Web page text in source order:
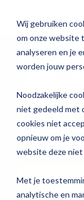
Wij gebruiken
om onze website
analyseren en je
worden jouw
Noodzakelijke
niet gedeeld met
cookies niet
opnieuw om je
website deze niet
Met je
analytische en
Onze
Magister MX
Aanmelden
& verzuim
Magister is
Docenten
Onderwijsondersteunend personeel
Leerlingen
Onze
Check-up
Quickscan
Applicatiebeheer
Over
Actueel
Magister
Over ons
Werken bij
wij de
Maak kennis
voor meer
Ontdek